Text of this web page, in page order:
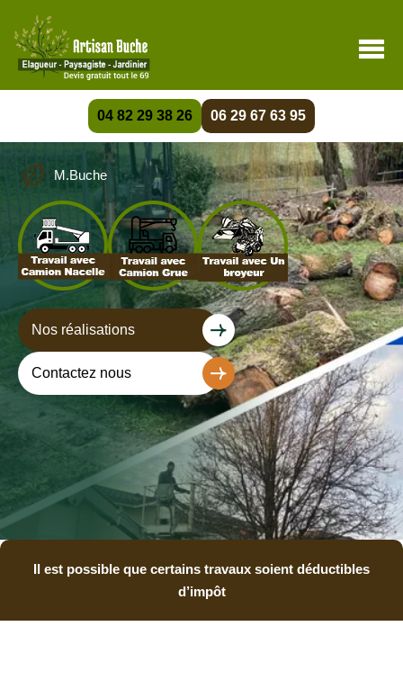
04 82 29 38 26 06 29 67 63 95
M.Buche
Nos réalisations
Contactez nous
Il est possible que certains travaux soient déductibles
d’impôt